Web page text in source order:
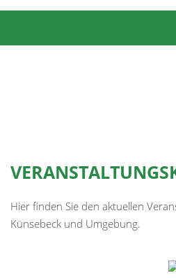
Hier finden Sie den aktuellen
Künsebeck und Umgebung.